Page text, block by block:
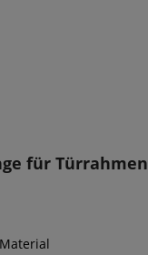
für Türrahmen